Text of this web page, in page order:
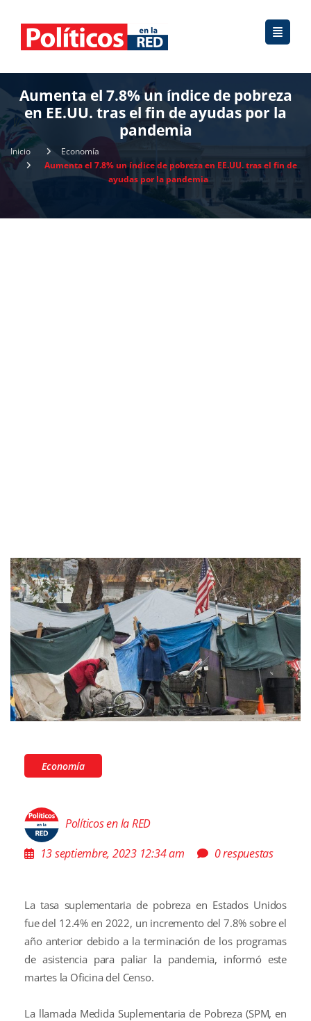
Aumenta el 7.8% un índice de pobreza
en EE.UU. tras el fin de ayudas por la
pandemia
Inicio
Economía
Aumenta el 7.8% un índice de pobreza en EE.UU. tras el fin de
ayudas por la pandemia
Economía
Políticos en la RED
13 septiembre, 2023 12:34 am
0 respuestas
La tasa suplementaria de pobreza en Estados Unidos
fue del 12.4% en 2022, un incremento del 7.8% sobre el
año anterior debido a la terminación de los programas
de asistencia para paliar la pandemia, informó este
martes la Oficina del Censo.
La llamada Medida Suplementaria de Pobreza (SPM, en